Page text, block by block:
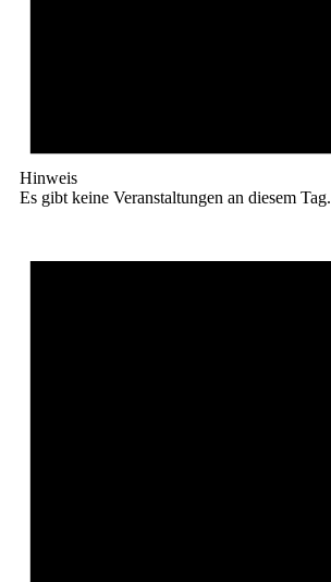
Hinweis
Es gibt keine Veranstaltungen an diesem Tag.